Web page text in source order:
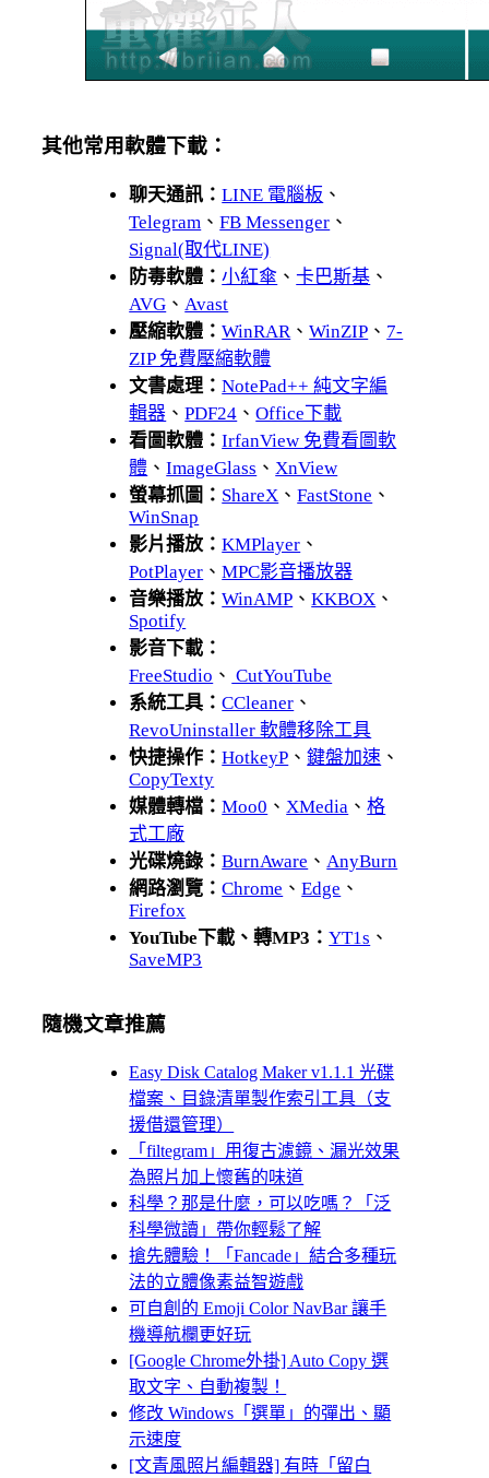
其他常用軟體下載：
聊天通訊：LINE 電腦板 、
Telegram 、FB Messenger 、
Signal(取代LINE)
防毒軟體：小紅傘 、卡巴斯基 、
AVG 、 Avast
壓縮軟體：WinRAR 、WinZIP 、 7-
ZIP 免費壓縮軟體
文書處理：NotePad++ 純文字編
輯器 、PDF24 、Office下載
看圖軟體：IrfanView 免費看圖軟
體 、ImageGlass 、 XnView
螢幕抓圖： ShareX 、FastStone 、
WinSnap
影片播放：KMPlayer 、
PotPlayer 、MPC影音播放器
音樂播放：WinAMP 、KKBOX 、
Spotify
影音下載：
FreeStudio 、 CutYouTube
系統工具：CCleaner 、
RevoUninstaller 軟體移除工具
快捷操作：HotkeyP 、鍵盤加速 、
CopyTexty
媒體轉檔：Moo0 、 XMedia 、格
式工廠
光碟燒錄：BurnAware 、 AnyBurn
網路瀏覽：Chrome 、Edge 、
Firefox
YouTube下載、轉MP3：YT1s 、
SaveMP3
隨機文章推薦
Easy Disk Catalog Maker v1.1.1 光碟
檔案、目錄清單製作索引工具（支
援借還管理）
「filtegram」用復古濾鏡、漏光效果
為照片加上懷舊的味道
科學？那是什麼，可以吃嗎？「泛
科學微讀」帶你輕鬆了解
搶先體驗！「Fancade」結合多種玩
法的立體像素益智遊戲
可自創的 Emoji Color NavBar 讓手
機導航欄更好玩
[Google Chrome外掛] Auto Copy 選
取文字、自動複製！
修改 Windows「選單」的彈出、顯
示速度
[文青風照片編輯器] 有時「留白